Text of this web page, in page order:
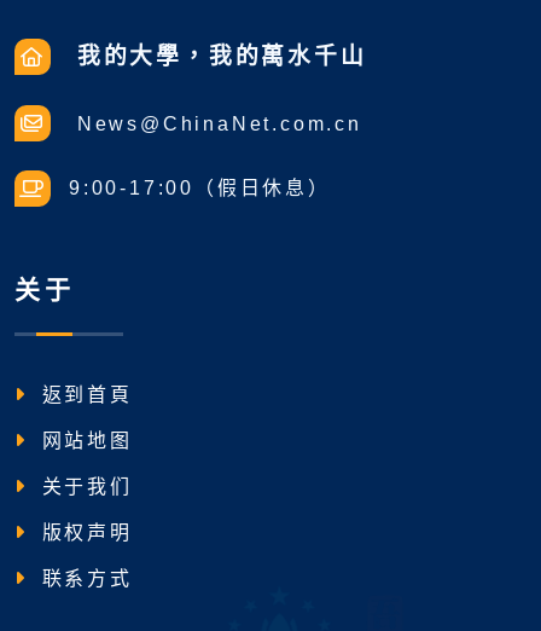
我的大學，我的萬水千山
News@ChinaNet.com.cn
9:00-17:00（假日休息）
关于
返到首頁
网站地图
关于我们
版权声明
联系方式